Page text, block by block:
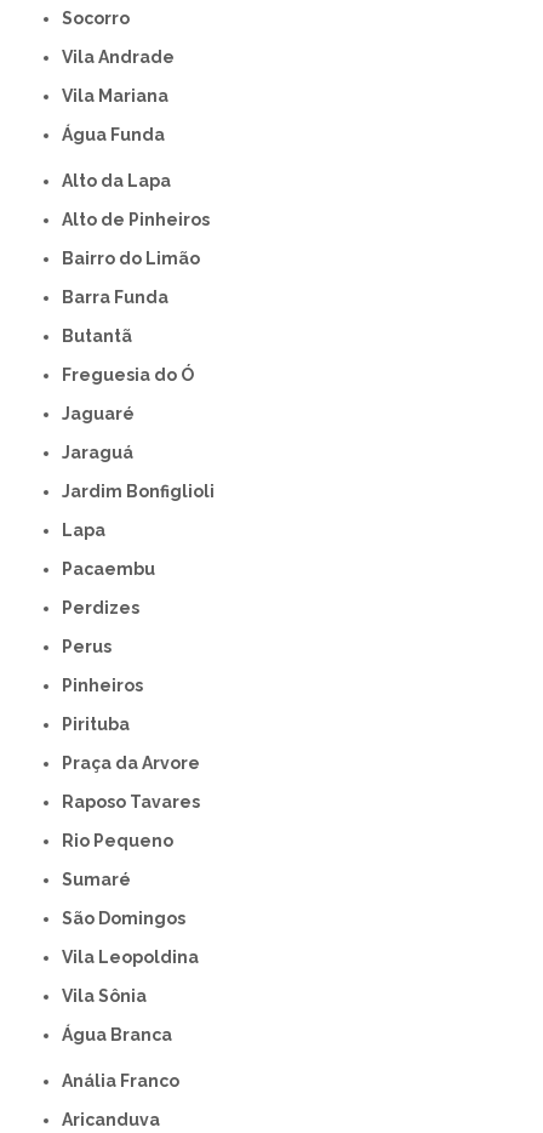
Socorro
Vila Andrade
Vila Mariana
Água Funda
Alto da Lapa
Alto de Pinheiros
Bairro do Limão
Barra Funda
Butantã
Freguesia do Ó
Jaguaré
Jaraguá
Jardim Bonfiglioli
Lapa
Pacaembu
Perdizes
Perus
Pinheiros
Pirituba
Praça da Arvore
Raposo Tavares
Rio Pequeno
Sumaré
São Domingos
Vila Leopoldina
Vila Sônia
Água Branca
Anália Franco
Aricanduva